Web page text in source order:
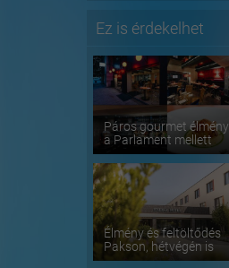
Ez is érdekelhet
Páros gourmet élmény
a Parlament mellett
Élmény és feltöltődés
Pakson, hétvégén is